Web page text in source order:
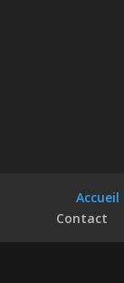
Accueil
Contact